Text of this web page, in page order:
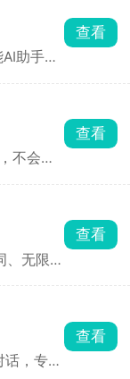
聊天风
符合人
持文
生成的
助手，
案。支
色选
程度
推荐相
查看
不会写
有超多
人也能
查看
、无限制
型，可
象。除
人的性
角色
查看
，专为
查看